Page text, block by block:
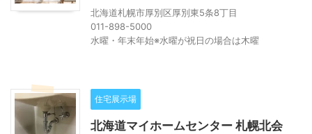
北海道札幌市厚別区厚別東5条8丁目
011-898-5000
水曜・年末年始※水曜が祝日の場合は木曜
住宅展示場
北海道マイホームセンター 札幌北会